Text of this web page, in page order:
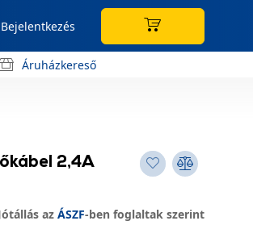
Bejelentkezés
Áruházkereső
2,4A
az ÁSZF-ben foglaltak szerint